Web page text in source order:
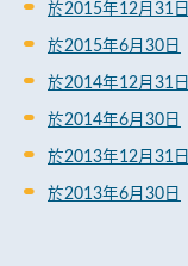
於2015年12月31日
於2015年6月30日
於2014年12月31日
於2014年6月30日
於2013年12月31日
於2013年6月30日